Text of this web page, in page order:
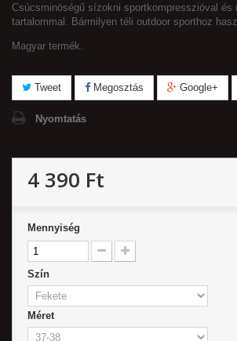
Csúcsminöségű sízokni sportkompresszióval és
tartalommal. Bármilyen téli outdoor sporthoz
Magyar termék.
Tweet Megosztás Google+
Nyomtatás
4 390 Ft‎
Mennyiség
Szín
Méret